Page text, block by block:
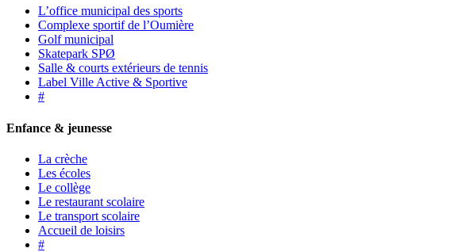
L’office municipal des sports
Complexe sportif de l’Oumière
Golf municipal
Skatepark SPØ
Salle & courts extérieurs de tennis
Label Ville Active & Sportive
#
Enfance & jeunesse
La crèche
Les écoles
Le collège
Le restaurant scolaire
Le transport scolaire
Accueil de loisirs
#